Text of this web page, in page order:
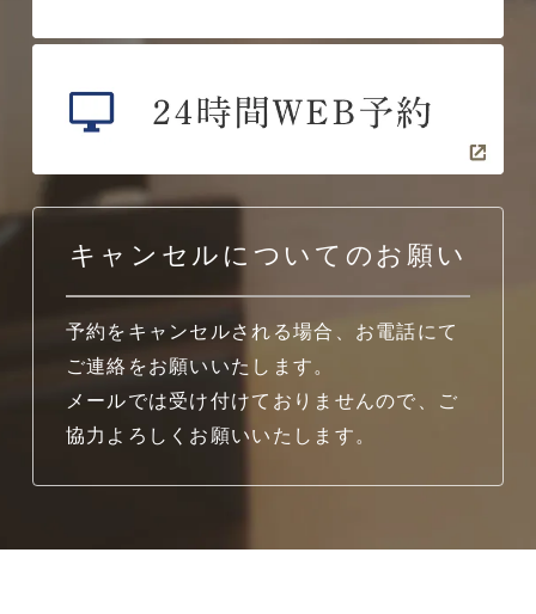
キャンセルについてのお願い
予約をキャンセルされる場合、お電話にて
ご連絡をお願いいたします。
メールでは受け付けておりませんので、ご
協力よろしくお願いいたします。